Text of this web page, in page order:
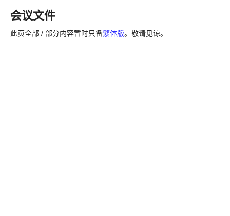
会议文件
此页全部 / 部分内容暂时只备繁体版。敬请见谅。